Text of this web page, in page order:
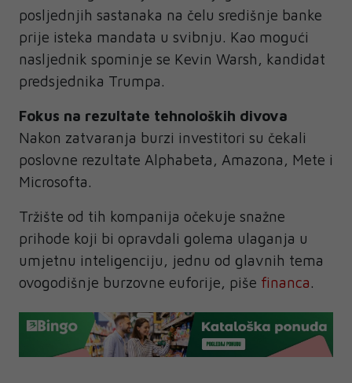
posljednjih sastanaka na čelu središnje banke
prije isteka mandata u svibnju. Kao mogući
nasljednik spominje se Kevin Warsh, kandidat
predsjednika Trumpa.
Fokus na rezultate tehnoloških divova
Nakon zatvaranja burzi investitori su čekali
poslovne rezultate Alphabeta, Amazona, Mete i
Microsofta.
Tržište od tih kompanija očekuje snažne
prihode koji bi opravdali golema ulaganja u
umjetnu inteligenciju, jednu od glavnih tema
ovogodišnje burzovne euforije, piše financa.